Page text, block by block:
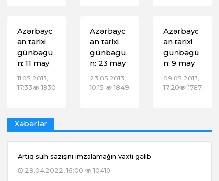
Azərbayc
an tarixi
günbəgü
n: 11 may
11.05.2013,
17:33
1830
Azərbayc
an tarixi
günbəgü
n: 23 may
23.05.2013,
10:15
1849
Azərbayc
an tarixi
günbəgü
n: 9 may
09.05.2013,
17:20
1787
Xəbərlər
Artıq sülh sazişini imzalamağın vaxtı gəlib
29.04.2022, 16:00
10410